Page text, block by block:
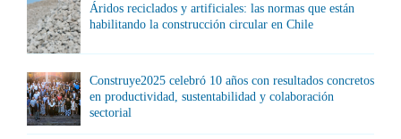
Áridos reciclados y artificiales: las normas que están
habilitando la construcción circular en Chile
Construye2025 celebró 10 años con resultados concretos
en productividad, sustentabilidad y colaboración
sectorial